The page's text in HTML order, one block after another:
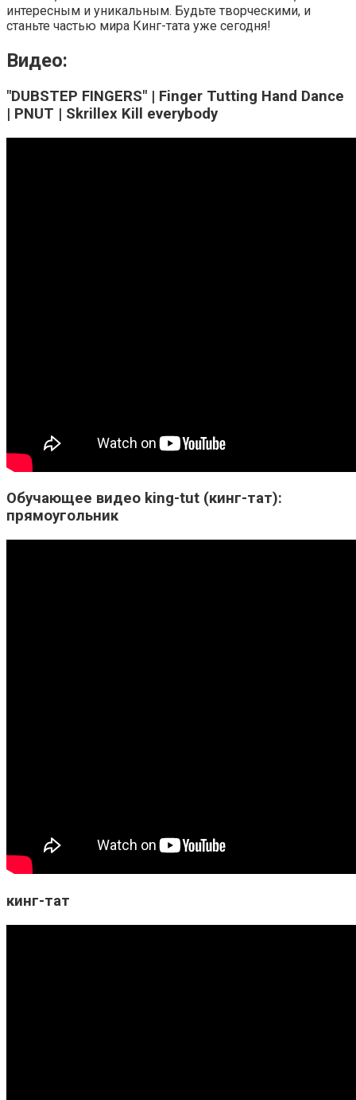
интересным и уникальным. Будьте творческими, и
станьте частью мира Кинг-тата уже сегодня!
Видео:
"DUBSTEP FINGERS" | Finger Tutting Hand Dance
| PNUT | Skrillex Kill everybody
Обучающее видео king-tut (кинг-тат):
прямоугольник
кинг-тат